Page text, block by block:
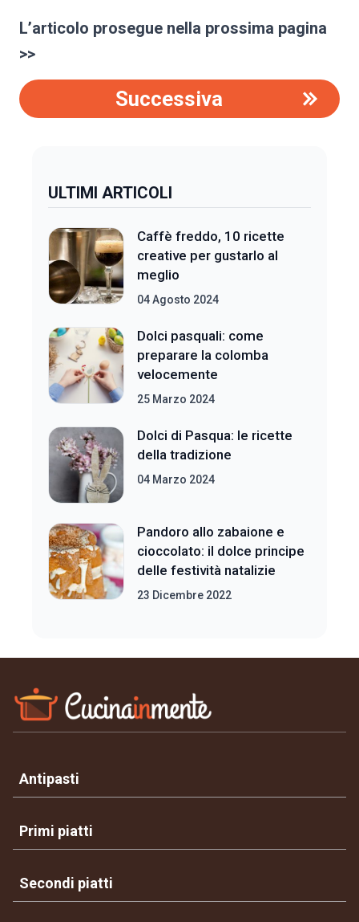
L’articolo prosegue nella prossima pagina
>>
Successiva
ULTIMI ARTICOLI
Caffè freddo, 10 ricette
creative per gustarlo al
meglio
04 Agosto 2024
Dolci pasquali: come
preparare la colomba
velocemente
25 Marzo 2024
Dolci di Pasqua: le ricette
della tradizione
04 Marzo 2024
Pandoro allo zabaione e
cioccolato: il dolce principe
delle festività natalizie
23 Dicembre 2022
Antipasti
Primi piatti
Secondi piatti